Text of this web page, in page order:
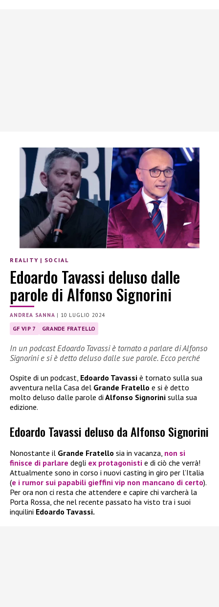
REALITY | SOCIAL
Edoardo Tavassi deluso dalle
parole di Alfonso Signorini
ANDREA SANNA | 10 LUGLIO 2024
GF VIP 7 GRANDE FRATELLO
In un podcast Edoardo Tavassi è tornato a parlare di Alfonso
Signorini e si è detto deluso dalle sue parole. Ecco perché
Ospite di un podcast, Edoardo Tavassi è tornato sulla sua
avventura nella Casa del Grande Fratello e si è detto
molto deluso dalle parole di Alfonso Signorini sulla sua
edizione.
Edoardo Tavassi deluso da Alfonso Signorini
Nonostante il Grande Fratello sia in vacanza, non si
finisce di parlare degli ex protagonisti e di ciò che verrà!
Attualmente sono in corso i nuovi casting in giro per l’Italia
(e i rumor sui papabili gieffini vip non mancano di certo).
Per ora non ci resta che attendere e capire chi varcherà la
Porta Rossa, che nel recente passato ha visto tra i suoi
inquilini Edoardo Tavassi.